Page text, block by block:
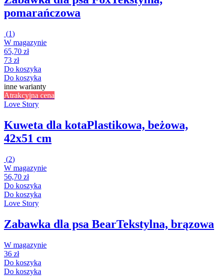
pomarańczowa
(1)
W magazynie
65,70 zł
73 zł
Do koszyka
Do koszyka
inne warianty
Atrakcyjna cena
Love Story
Kuweta dla kotaPlastikowa, beżowa,
42x51 cm
(2)
W magazynie
56,70 zł
Do koszyka
Do koszyka
Love Story
Zabawka dla psa BearTekstylna, brązowa
W magazynie
36 zł
Do koszyka
Do koszyka